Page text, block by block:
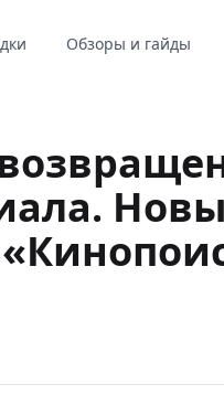
Обзоры и гайды